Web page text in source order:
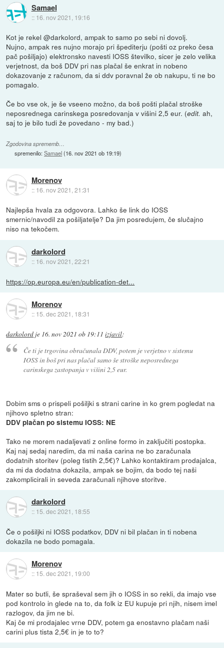
Samael
:: 16. nov 2021, 19:16
Kot je rekel @darkolord, ampak to samo po sebi ni dovolj.
Nujno, ampak res nujno morajo pri špediterju (pošti oz preko česa
pač pošiljajo) elektronsko navesti IOSS številko, sicer je zelo velika
verjetnost, da boš DDV pri nas plačal še enkrat in nobeno
dokazovanje z računom, da si ddv poravnal že ob nakupu, ti ne bo
pomagalo.
Če bo vse ok, je še vseeno možno, da boš pošti plačal stroške
neposrednega carinskega posredovanja v višini 2,5 eur. (edit. ah,
saj to je bilo tudi že povedano - my bad.)
Zgodovina sprememb…
spremenilo:Samael(16. nov 2021 ob 19:19)
Morenov
:: 16. nov 2021, 21:31
Najlepša hvala za odgovora. Lahko še link do IOSS
smernic/navodil za pošiljatelje? Da jim posredujem, če slučajno
niso na tekočem.
darkolord
:: 16. nov 2021, 22:21
https://op.europa.eu/en/publication-det...
Morenov
:: 15. dec 2021, 18:31
darkolord je 16. nov 2021 ob 19:11 izjavil:
Če ti je trgovina obračunala DDV, potem je verjetno v sistemu
IOSS in boš pri nas plačal samo še stroške neposrednega
carinskega zastopanja v višini 2,5 eur.
Dobim sms o prispeli pošiljki s strani carine in ko grem pogledat na
njihovo spletno stran:
DDV plačan po sistemu IOSS: NE
Tako ne morem nadaljevati z online formo in zaključiti postopka.
Kaj naj sedaj naredim, da mi naša carina ne bo zaračunala
dodatnih storitev (poleg tistih 2,5€)? Lahko kontaktiram prodajalca,
da mi da dodatna dokazila, ampak se bojim, da bodo tej naši
zakomplicirali in seveda zaračunali njihove storitve.
darkolord
:: 15. dec 2021, 18:55
Če o pošiljki ni IOSS podatkov, DDV ni bil plačan in ti nobena
dokazila ne bodo pomagala.
Morenov
:: 15. dec 2021, 19:00
Mater so butli, še spraševal sem jih o IOSS in so rekli, da imajo vse
pod kontrolo in glede na to, da folk iz EU kupuje pri njih, nisem imel
razlogov, da jim ne bi.
Kaj če mi prodajalec vrne DDV, potem ga enostavno plačam naši
carini plus tista 2,5€ in je to to?